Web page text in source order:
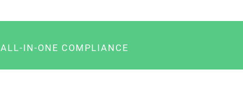
ALL-IN-ONE COMPLIANCE